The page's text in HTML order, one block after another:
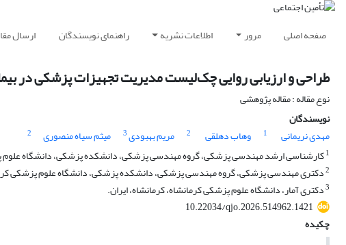
صفحه اصلی مرور اطلاعات نشریه راهنمای نویسندگان ارسال
طراحی و ارزیابی روایی چک‌لیست مدیریت تجهیزات پزشکی در
نوع مقاله : مقاله پژوهشی
نویسندگان
مهدی نریمانی
1 وهاب دهلقی 2 مریم بهبودی3 میثم سیاه منصوری
2
1کارشناسی ارشد مهندسی پزشکی، گروه مهندسی پزشکی، دانشکده پزشکی، دانشگاه علوم
2دکتری مهندسی پزشکی، گروه مهندسی پزشکی، دانشکده پزشکی، دانشگاه علوم پزشکی
3دکتری آمار، دانشگاه علوم پزشکی کرمانشاه، کرمانشاه، ایران.
10.22034/qjo.2026.514962.1421
چکیده